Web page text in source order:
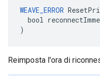
WEAVE_ERROR
bool
)
Reimposta l'ora di